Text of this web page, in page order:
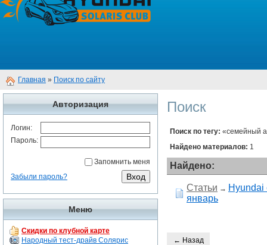
Главная » Поиск по сайту
Авторизация
Логин:
Пароль:
Запомнить меня
Забыли пароль?
Меню
Скидки по клубной карте
Народный тест-драйв Солярис
Поиск
Поиск по тегу: «семейный
Найдено материалов: 1
Найдено:
Статьи → Hyundai
январь
← Назад